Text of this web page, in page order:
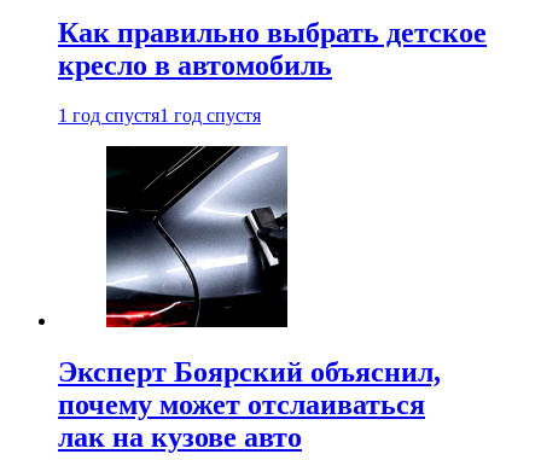
Как правильно выбрать детское
кресло в автомобиль
1 год спустя1 год спустя
Эксперт Боярский объяснил,
почему может отслаиваться
лак на кузове авто